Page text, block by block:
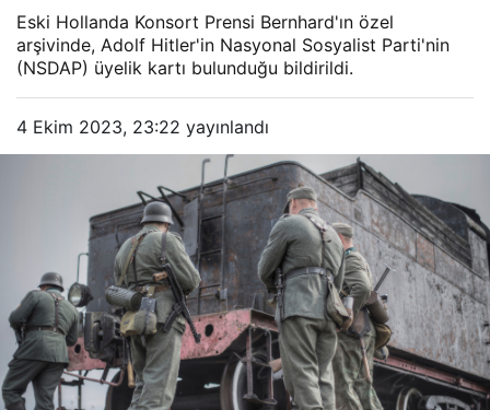
Eski Hollanda Konsort Prensi Bernhard'ın özel
arşivinde, Adolf Hitler'in Nasyonal Sosyalist Parti'nin
(NSDAP) üyelik kartı bulunduğu bildirildi.
4 Ekim 2023, 23:22 yayınlandı